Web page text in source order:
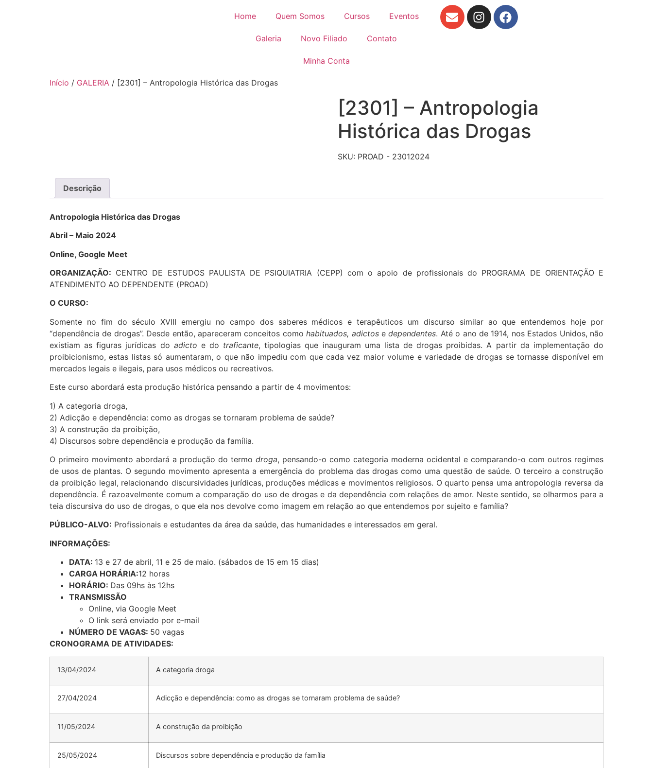
Home Quem Somos Cursos Eventos
Galeria Novo Filiado Contato
Minha Conta
Início / GALERIA / [2301] – Antropologia Histórica das Drogas
[2301] – Antropologia
Histórica das Drogas
SKU: PROAD - 23012024
Descrição
Antropologia Histórica das Drogas
Abril – Maio 2024
Online, Google Meet
ORGANIZAÇÃO: CENTRO DE ESTUDOS PAULISTA DE PSIQUIATRIA (CEPP) com o apoio de profissionais do PROGRAMA DE ORIENTAÇÃO E
ATENDIMENTO AO DEPENDENTE (PROAD)
O CURSO:
Somente no fim do século XVIII emergiu no campo dos saberes médicos e terapêuticos um discurso similar ao que entendemos hoje por
“dependência de drogas”. Desde então, apareceram conceitos comohabituados, adictose dependentes. Até o ano de 1914, nos Estados Unidos, não
existiam as figuras jurídicas do adicto e do traficante, tipologias que inauguram uma lista de drogas proibidas. A partir da implementação do
proibicionismo, estas listas só aumentaram, o que não impediu com que cada vez maior volume e variedade de drogas se tornasse disponível em
mercados legais e ilegais, para usos médicos ou recreativos.
Este curso abordará esta produção histórica pensando a partir de 4 movimentos:
1) A categoria droga,
2) Adicção e dependência: como as drogas se tornaram problema de saúde?
3) A construção da proibição,
4) Discursos sobre dependência e produção da família.
O primeiro movimento abordará a produção do termo droga, pensando-o como categoria moderna ocidental e comparando-o com outros regimes
de usos de plantas. O segundo movimento apresenta a emergência do problema das drogas como uma questão de saúde. O terceiro a construção
da proibição legal, relacionando discursividades jurídicas, produções médicas e movimentos religiosos. O quarto pensa uma antropologia reversa da
dependência. É razoavelmente comum a comparação do uso de drogas e da dependência com relações de amor. Neste sentido, se olharmos para a
teia discursiva do uso de drogas, o que ela nos devolve como imagem em relação ao que entendemos por sujeito e família?
PÚBLICO-ALVO: Profissionais e estudantes da área da saúde, das humanidades e interessados em geral.
INFORMAÇÕES:
DATA: 13 e 27 de abril, 11 e 25 de maio. (sábados de 15 em 15 dias)
CARGA HORÁRIA:12 horas
HORÁRIO: Das 09hs às 12hs
TRANSMISSÃO
Online, via Google Meet
O link será enviado por e-mail
NÚMERO DE VAGAS: 50 vagas
CRONOGRAMA DE ATIVIDADES:
13/04/2024 A categoria droga
27/04/2024 Adicção e dependência: como as drogas se tornaram problema de saúde?
11/05/2024 A construção da proibição
25/05/2024 Discursos sobre dependência e produção da família